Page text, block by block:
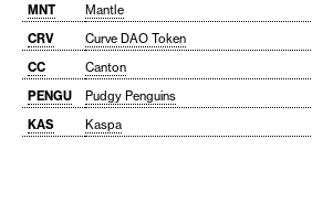
MNT
Mantle
CRV
Curve DAO Token
CC
Canton
PENGU
Pudgy Penguins
KAS
Kaspa